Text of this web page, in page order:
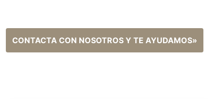
CONTACTA CON NOSOTROS Y TE AYUDAMOS»